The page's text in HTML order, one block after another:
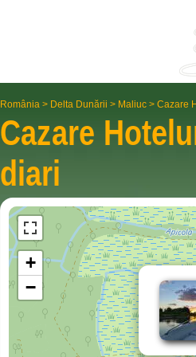
România > Delta Dunării > Maliuc > Cazare
Cazare
diari
+
−